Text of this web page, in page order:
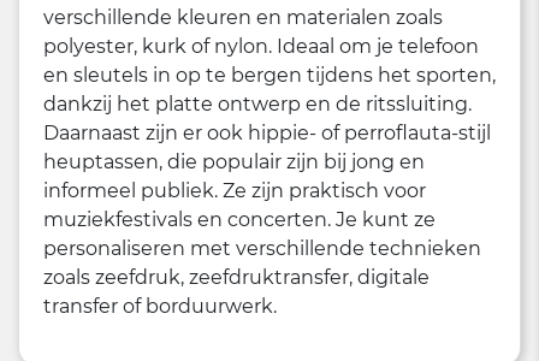
verschillende kleuren en materialen zoals
polyester, kurk of nylon. Ideaal om je telefoon
en sleutels in op te bergen tijdens het sporten,
dankzij het platte ontwerp en de ritssluiting.
Daarnaast zijn er ook hippie- of perroflauta-stijl
heuptassen, die populair zijn bij jong en
informeel publiek. Ze zijn praktisch voor
muziekfestivals en concerten. Je kunt ze
personaliseren met verschillende technieken
zoals zeefdruk, zeefdruktransfer, digitale
transfer of borduurwerk.